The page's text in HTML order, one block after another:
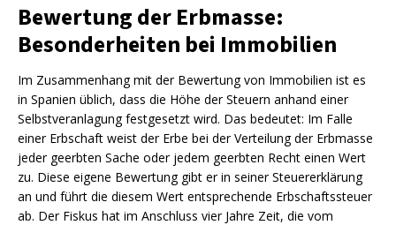
Bewertung der Erbmasse:
Besonderheiten bei Immobilien
Im Zusammenhang mit der Bewertung von Immobilien ist es
in Spanien üblich, dass die Höhe der Steuern anhand einer
Selbstveranlagung festgesetzt wird. Das bedeutet: Im Falle
einer Erbschaft weist der Erbe bei der Verteilung der Erbmasse
jeder geerbten Sache oder jedem geerbten Recht einen Wert
zu. Diese eigene Bewertung gibt er in seiner Steuererklärung
an und führt die diesem Wert entsprechende Erbschaftssteuer
ab. Der Fiskus hat im Anschluss vier Jahre Zeit, die vom